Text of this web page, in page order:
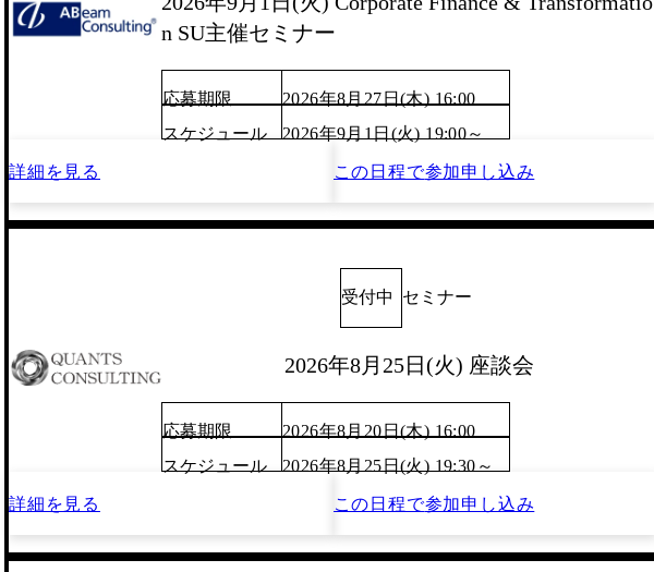
n SU主催セミナー
応募期限
2026年8月27日(木) 16:00
スケジュール
2026年9月1日(火) 19:00～
詳細を見る この日程で参加申し込み
受付中 セミナー
2026年8月25日(火) 座談会
応募期限
2026年8月20日(木) 16:00
スケジュール
2026年8月25日(火) 19:30～
詳細を見る この日程で参加申し込み